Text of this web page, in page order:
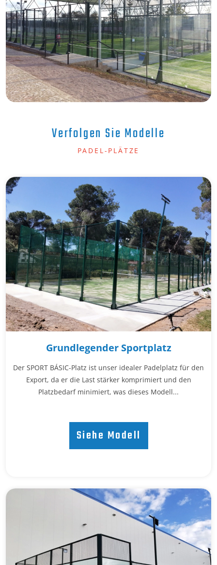
Verfolgen Sie Modelle
PADEL-PLÄTZE
Grundlegender Sportplatz
Der SPORT BÁSIC-Platz ist unser idealer Padelplatz für den
Export, da er die Last stärker komprimiert und den
Platzbedarf minimiert, was dieses Modell...
Siehe Modell